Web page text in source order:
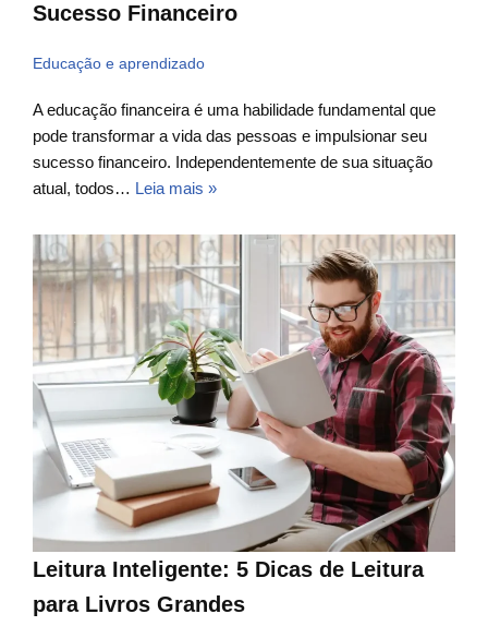
Sucesso Financeiro
Educação e aprendizado
A educação financeira é uma habilidade fundamental que
pode transformar a vida das pessoas e impulsionar seu
sucesso financeiro. Independentemente de sua situação
atual, todos… Leia mais »
Leitura Inteligente: 5 Dicas de Leitura
para Livros Grandes